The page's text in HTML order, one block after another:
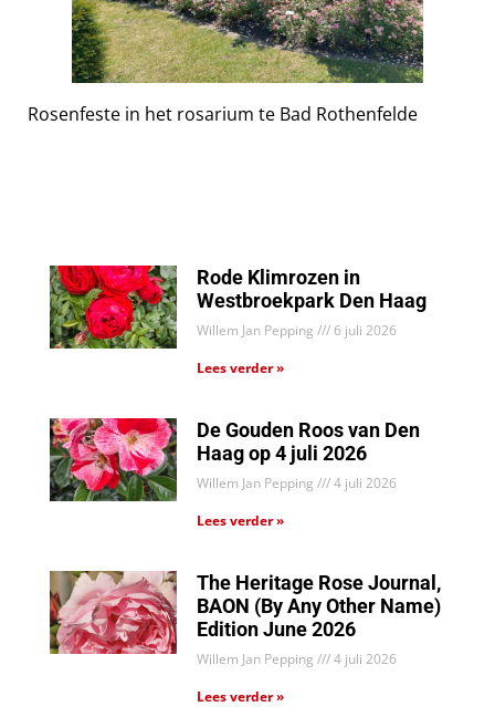
Rosenfeste in het rosarium te Bad Rothenfelde
Rode Klimrozen in
Westbroekpark Den Haag
Willem Jan Pepping
6 juli 2026
Lees verder »
De Gouden Roos van Den
Haag op 4 juli 2026
Willem Jan Pepping
4 juli 2026
Lees verder »
The Heritage Rose Journal,
BAON (By Any Other Name)
Edition June 2026
Willem Jan Pepping
4 juli 2026
Lees verder »